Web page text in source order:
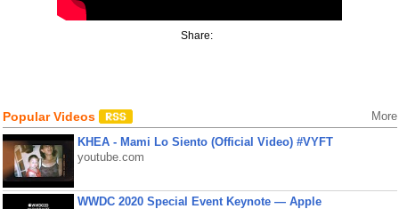
Share:
Popular Videos More
KHEA - Mami Lo Siento (Official Video) #VYFT
youtube.com
WWDC 2020 Special Event Keynote — Apple